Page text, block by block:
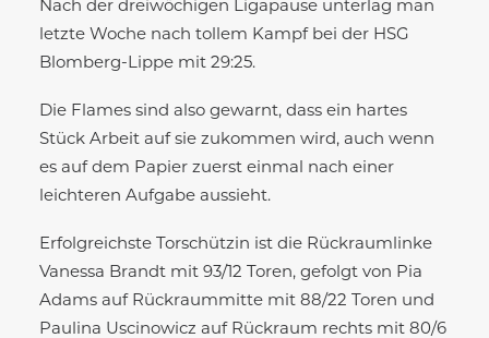
Nach der dreiwöchigen Ligapause unterlag man
letzte Woche nach tollem Kampf bei der HSG
Blomberg-Lippe mit 29:25.
Die Flames sind also gewarnt, dass ein hartes
Stück Arbeit auf sie zukommen wird, auch wenn
es auf dem Papier zuerst einmal nach einer
leichteren Aufgabe aussieht.
Erfolgreichste Torschützin ist die Rückraumlinke
Vanessa Brandt mit 93/12 Toren, gefolgt von Pia
Adams auf Rückraummitte mit 88/22 Toren und
Paulina Uscinowicz auf Rückraum rechts mit 80/6